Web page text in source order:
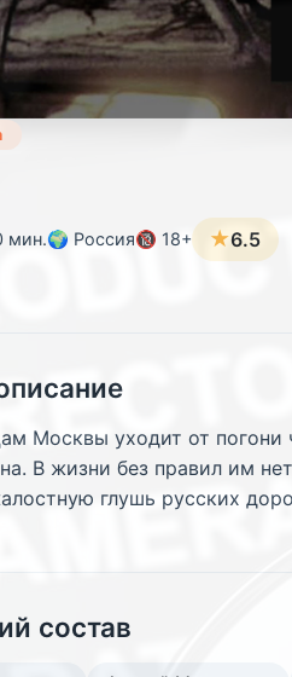
мин.🌍 Россия🔞 18+ ★6.5
Москвы уходит от погони
В жизни без правил им
глушь русских
состав